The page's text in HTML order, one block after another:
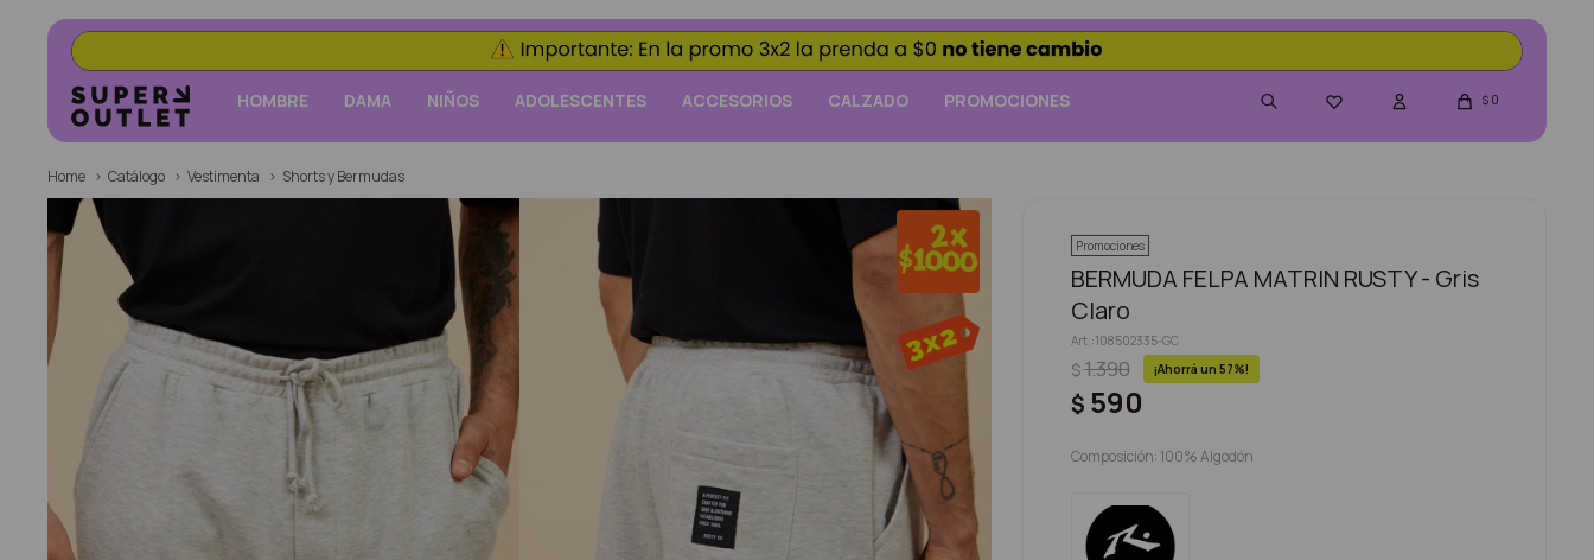
HOMBRE DAMA NIÑOS ADOLESCENTES ACCESORIOS CALZADO PROMOCIONES  $ 0
Home Catálogo Vestimenta Shorts y Bermudas
Promociones
BERMUDA FELPA MATRIN RUSTY - Gris
Claro
108502335-GC
$ 590
$1.390 57
Composición: 100% Algodón